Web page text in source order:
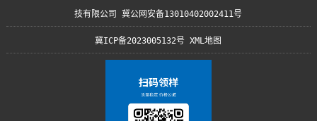
技有限公司 冀公网安备13010402002411号
冀ICP备2023005132号 XML地图